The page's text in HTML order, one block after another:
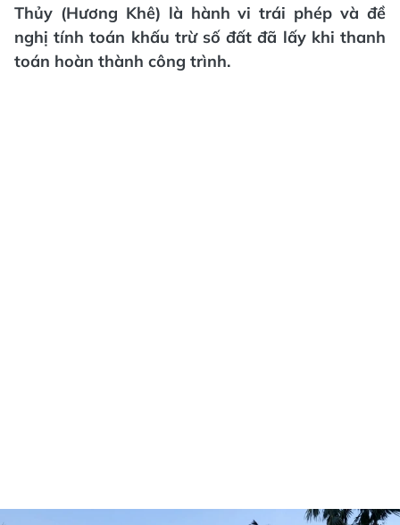
Thủy (Hương Khê) là hành vi trái phép và đề
nghị tính toán khấu trừ số đất đã lấy khi thanh
toán hoàn thành công trình.